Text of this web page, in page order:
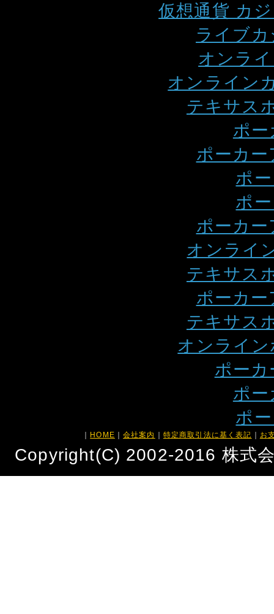
仮想通貨 カ
ライブ
オンラ
オンライン
テキサス
ポ
ポーカ
ポ
ポ
ポーカ
オンライ
テキサス
ポーカ
テキサス
オンライ
ポー
ポ
ポ
｜ HOME ｜会社案内 ｜ 特定商取引法に基く表記 ｜ お
Copyright(C) 2002-2016 株式